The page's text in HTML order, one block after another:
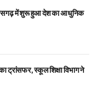
में शुरू हुआ देश का आधुनिक
स्कूल शिक्षा विभाग ने